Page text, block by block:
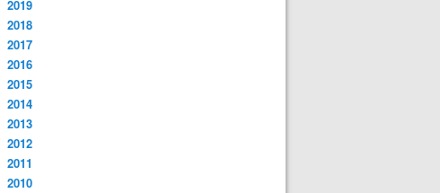
2019
2018
2017
2016
2015
2014
2013
2012
2011
2010